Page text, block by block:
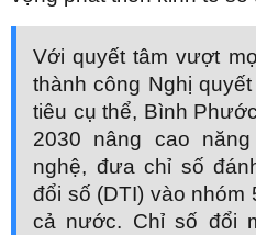
Với quyết tâm vượt
thành công Nghị
tiêu cụ thể, Bình
2030 nâng cao
nghệ, đưa chỉ số
đổi số (DTI) vào
cả nước. Chỉ số đổi